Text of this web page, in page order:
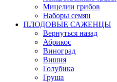
Мицелии грибов
Наборы семян
ПЛОДОВЫЕ САЖЕНЦЫ
Вернуться назад
Абрикос
Виноград
Вишня
Голубика
Груша